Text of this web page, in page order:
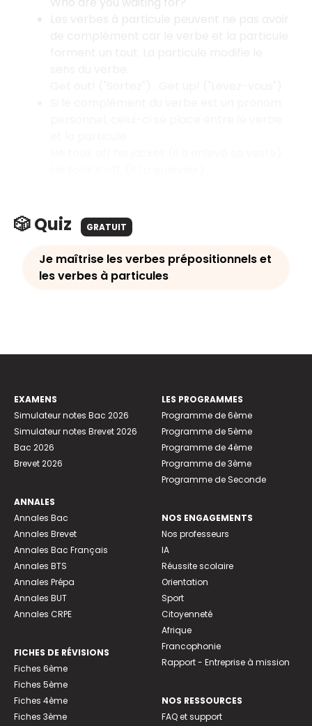
🎲 Quiz GRATUIT
Je maîtrise les verbes prépositionnels et
les verbes à particules
EXAMENS
Simulateur notes Bac 2026
Simulateur notes Brevet 2026
Bac 2026
Brevet 2026
ANNALES
Annales Bac
Annales Brevet
Annales Bac Français
Annales BTS
Annales Prépa
Annales BUT
Annales CRPE
FICHES DE RÉVISIONS
Fiches 6ème
Fiches 5ème
Fiches 4ème
Fiches 3ème
LES PROGRAMMES
Programme de 6ème
Programme de 5ème
Programme de 4ème
Programme de 3ème
Programme de Seconde
NOS ENGAGEMENTS
Nos professeurs
IA
Réussite scolaire
Orientation
Sport
Citoyenneté
Afrique
Francophonie
Rapport - Entreprise à mission
NOS RESSOURCES
FAQ et support